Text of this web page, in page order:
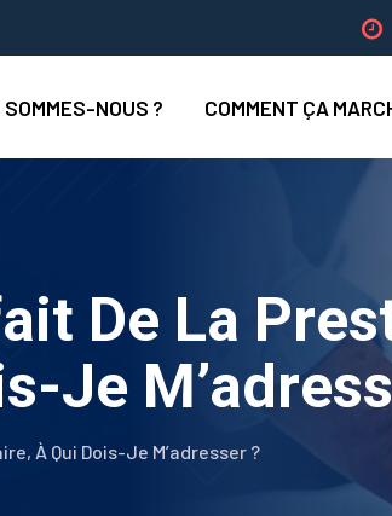
SOMMES-NOUS ? COMMENT ÇA
De La
Je
À Qui Dois-Je M’adresser ?